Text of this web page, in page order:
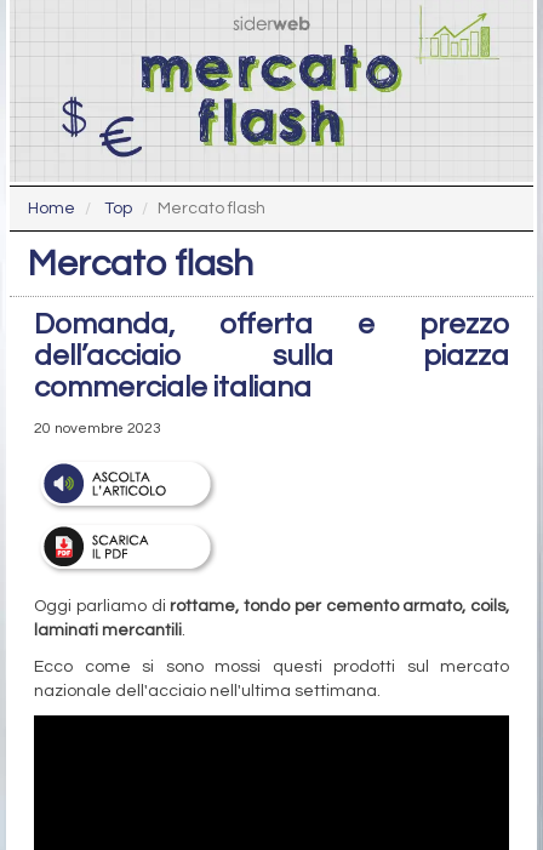
Home Top Mercato flash
Mercato flash
Domanda, offerta e prezzo
dell’acciaio sulla piazza
commerciale italiana
20 novembre 2023
Oggi parliamo di rottame, tondo per cemento armato, coils,
laminati mercantili.
Ecco come si sono mossi questi prodotti sul mercato
nazionale dell'acciaio nell'ultima settimana.